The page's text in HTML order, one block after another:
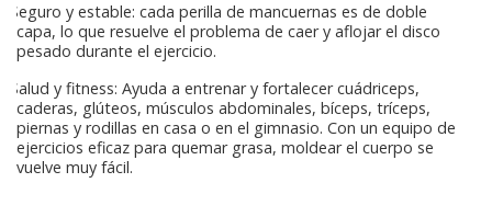
Seguro y estable: cada perilla de mancuernas es de doble
capa, lo que resuelve el problema de caer y aflojar el disco
pesado durante el ejercicio.
Salud y fitness: Ayuda a entrenar y fortalecer cuádriceps,
caderas, glúteos, músculos abdominales, bíceps, tríceps,
piernas y rodillas en casa o en el gimnasio. Con un equipo de
ejercicios eficaz para quemar grasa, moldear el cuerpo se
vuelve muy fácil.